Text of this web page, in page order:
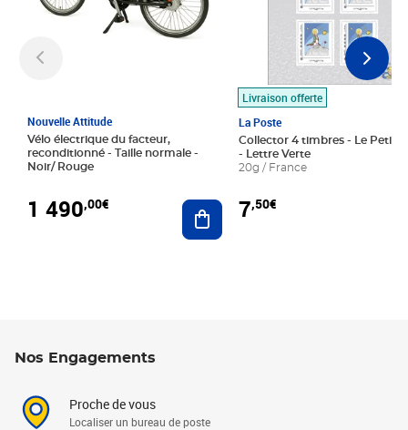
Nouvelle Attitude
Vélo électrique du facteur,
reconditionné - Taille normale -
Noir/ Rouge
1 490,00€ Ajouter au panier
Livraison offerte
La Poste
Collector 4 timbres - Le Petit
- Lettre Verte
20g / France
7,50€
Nos Engagements
Proche de vous
Localiser un bureau de poste